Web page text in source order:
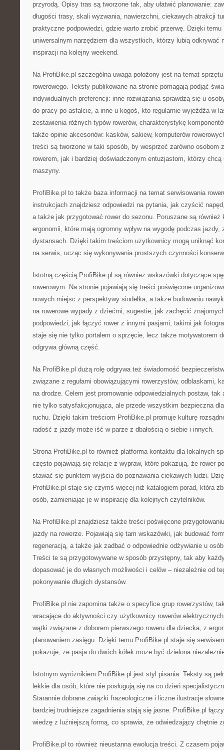
przyrodą. Opisy tras są tworzone tak, aby ułatwić planowanie:
długości trasy, skali wyzwania, nawierzchni, ciekawych atrakcji
praktyczne podpowiedzi, gdzie warto zrobić przerwę. Dzięki
uniwersalnym narzędziem dla wszystkich, którzy lubią odkrywać
inspiracji na kolejny weekend.
Na ProfiBike.pl szczególna uwaga położony jest na temat
rowerowego. Teksty publikowane na stronie pomagają podjąć
indywidualnych preferencji: inne rozwiązania sprawdzą się u
do pracy po asfalcie, a inne u kogoś, kto regularnie wyjeżdża w
zestawienia różnych typów rowerów, charakterystykę
także opinie akcesoriów: kasków, sakiew, komputerów
treści są tworzone w taki sposób, by wesprzeć zarówno osobom
rowerem, jak i bardziej doświadczonym entuzjastom, którzy chcą
maszyny.
ProfiBike.pl to także baza informacji na temat serwisowania
instrukcjach znajdziesz odpowiedzi na pytania, jak czyścić
a także jak przygotować rower do sezonu. Poruszane są również
ergonomii, które mają ogromny wpływ na wygodę podczas jazdy,
dystansach. Dzięki takim treściom użytkownicy mogą uniknąć
na serwis, ucząc się wykonywania prostszych czynności
Istotną częścią ProfiBike.pl są również wskazówki dotyczące
rowerowym. Na stronie pojawiają się treści poświęcone
nowych miejsc z perspektywy siodełka, a także budowaniu
na rowerowe wypady z dziećmi, sugestie, jak zachęcić
podpowiedzi, jak łączyć rower z innymi pasjami, takimi jak
staje się nie tylko portalem o sprzęcie, lecz także motywatorem
odgrywa główną część.
Na ProfiBike.pl dużą rolę odgrywa też świadomość
związane z regułami obowiązującymi rowerzystów, odblaskami,
na drodze. Celem jest promowanie odpowiedzialnych postaw, tak
nie tylko satysfakcjonująca, ale przede wszystkim bezpieczna
ruchu. Dzięki takim treściom ProfiBike.pl promuje kulturę
radość z jazdy może iść w parze z dbałością o siebie i innych.
Strona ProfiBike.pl to również platforma kontaktu dla lokalnych
często pojawiają się relacje z wypraw, które pokazują, że rower
stawać się punktem wyjścia do poznawania ciekawych ludzi.
ProfiBike.pl staje się czymś więcej niż katalogiem porad, która
osób, zamieniając je w inspirację dla kolejnych czytelników.
Na ProfiBike.pl znajdziesz także treści poświęcone
jazdy na rowerze. Pojawiają się tam wskazówki, jak budować
regeneracją, a także jak zadbać o odpowiednie odżywianie u
Treści te są przygotowywane w sposób przystępny, tak aby
dopasować je do własnych możliwości i celów – niezależnie od
pokonywanie długich dystansów.
ProfiBike.pl nie zapomina także o specyfice grup rowerzystów,
wracające do aktywności czy użytkownicy rowerów
wątki związane z doborem pierwszego roweru dla dziecka, z
planowaniem zasięgu. Dzięki temu ProfiBike.pl staje się
pokazuje, że pasja do dwóch kółek może być dzielona
Istotnym wyróżnikiem ProfiBike.pl jest styl pisania. Teksty są
lekkie dla osób, które nie posługują się na co dzień
Starannie dobrane związki frazeologiczne i liczne ilustracje
bardziej trudniejsze zagadnienia stają się jasne. ProfiBike.pl
wiedzę z luźniejszą formą, co sprawia, że odwiedzający chętnie
ProfiBike.pl to również nieustanna ewolucja treści. Z czasem